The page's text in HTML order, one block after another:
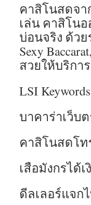
คาสิโนสดจา
เล่น คาสิโน
บ่อนจริง ด้ว
Sexy
สวยให้บริกา
LSI
บาคาร่าเว็บ
คาสิโนสดโ
เสือมังกรได้เ
ดีลเลอร์แจก